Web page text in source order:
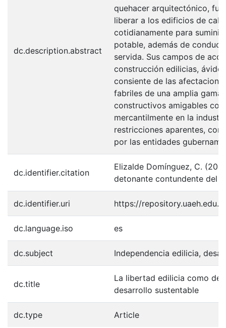
dc.description.abstract
quehacer arquitectónico,
liberar a los edificios de
cotidianamente para
potable, además de
servida. Sus campos de
construcción edilicias,
consiente de las
fabriles de una amplia gama
constructivos amigables
mercantilmente en la
restricciones aparentes,
por las entidades
dc.identifier.citation
Elizalde Domínguez, C.
detonante contundente del
dc.identifier.uri https://
dc.language.iso es
dc.subject Independencia edilicia,
dc.title
La libertad edilicia como
desarrollo sustentable
dc.type Article